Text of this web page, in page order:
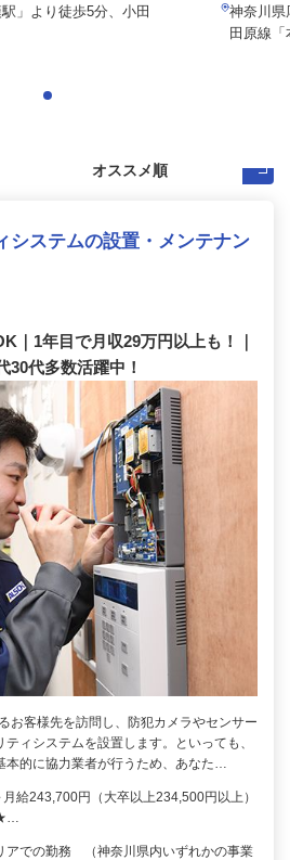
駅」より徒歩5分、小田
神奈川県
田原線
システムの設置・メンテナン
｜1年目で月収29万円以上も！｜
30代多数活躍中！
お客様先を訪問し、防犯カメラやセンサー
ティシステムを設置します。といっても、
本的に協力業者が行うため、あなた…
給243,700円（大卒以上234,500円以上）
アでの勤務 （神奈川県内いずれかの事業